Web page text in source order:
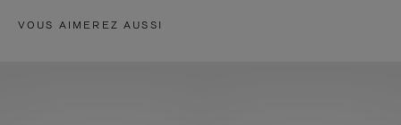
VOUS AIMEREZ AUSSI